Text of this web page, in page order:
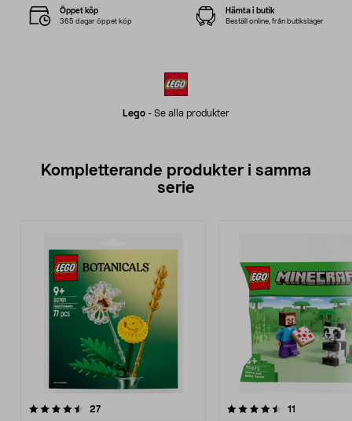
Lego - Se alla produkter
Öppet köp
365 dagar öppet köp
Hämta i butik
Beställ online, från butikslager
Kompletterande produkter i samma
serie
27recensioner
4.5av 5 stjärnor 11
4.5av 5 stjärnor